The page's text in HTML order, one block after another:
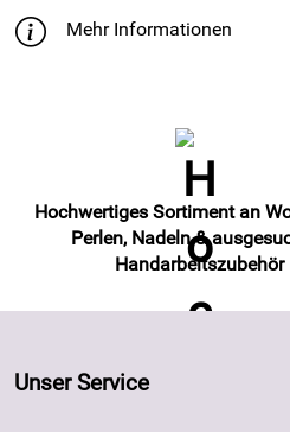
Mehr Informationen
Hochwertiges Sortiment an
Perlen, Nadeln &
Handarbeitszubehör
Unser Service